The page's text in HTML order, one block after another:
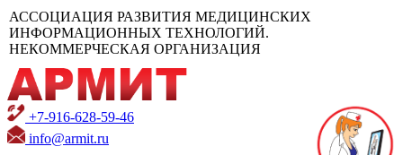
АССОЦИАЦИЯ РАЗВИТИЯ МЕДИЦИНСКИХ
ИНФОРМАЦИОННЫХ ТЕХНОЛОГИЙ.
НЕКОММЕРЧЕСКАЯ ОРГАНИЗАЦИЯ
+7-916-628-59-46
info@armit.ru